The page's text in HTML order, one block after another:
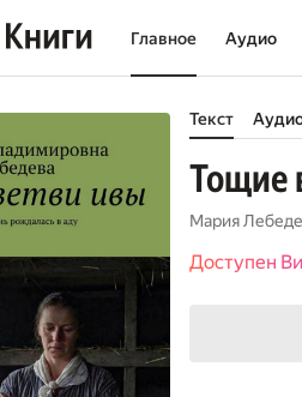
Главное Аудио
Текст
Тощие
Мария
Доступен